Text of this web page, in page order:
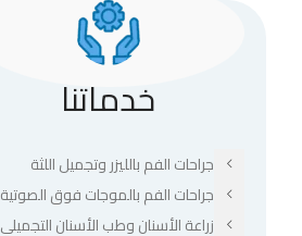
خدماتنا
جراحات الفم بالليزر وتجميل اللثة
جراحات الفم بالموجات فوق الصوتية
زراعة الأسنان وطب الأسنان التجميلي